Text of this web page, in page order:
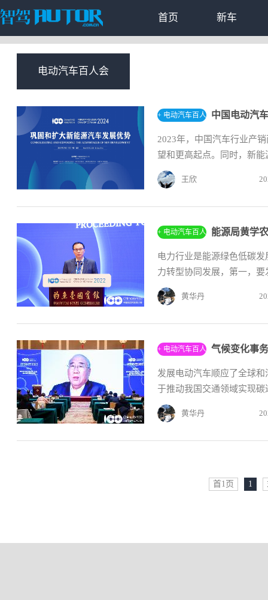
首页 新车
电动汽车百人会
+ 电动汽车百人
中国电动汽
2023年，中国汽车行业产
望和更高起点。同时，新
王欣
+ 电动汽车百人
能源局黄学
电力行业是能源绿色低碳
力转型协同发展，第一，
黄华丹
+ 电动汽车百人 气候变化事
发展电动汽车顺应了全球
于推动我国交通领域实现
黄华丹
首1页 1